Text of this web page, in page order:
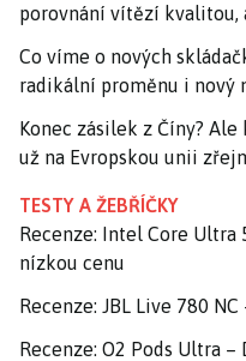
porovnání vítězí kvalitou,
Co víme o nových
radikální proměnu i nový
Konec zásilek z Číny?
už na Evropskou unii
TESTY A ŽEBŘÍČKY
Recenze: Intel Core Ultra
nízkou cenu
Recenze: JBL Live 780
Recenze: O2 Pods Ultra –